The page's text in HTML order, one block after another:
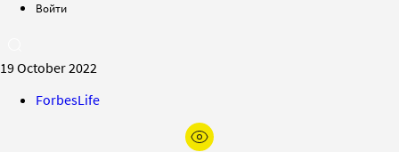
Войти
19 October 2022
ForbesLife